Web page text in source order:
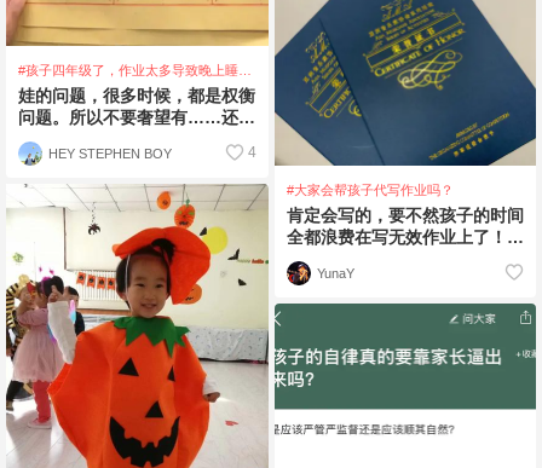
#孩子四年级了，作业太多导致晚上睡眠
不足怎么办😱
娃的问题，很多时候，都是权衡
问题。所以不要奢望有……还
有……更要有……，看你更看重
什么。眼都不眨
HEY STEPHEN BOY 4
#大家会帮孩子代写作业吗？
肯定会写的，要不然孩子的时间
全都浪费在写无效作业上了！但
是也分什么类别的作业。像无意
义的抄写，就可
YunaY